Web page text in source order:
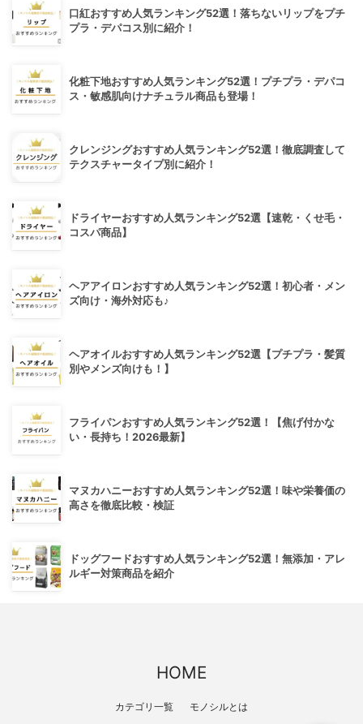
口紅おすすめ人気ランキング52選！落ちないリップをプチ
プラ・デパコス別に紹介！
化粧下地おすすめ人気ランキング52選！プチプラ・デパコ
ス・敏感肌向けナチュラル商品も登場！
クレンジングおすすめ人気ランキング52選！徹底調査して
テクスチャータイプ別に紹介！
ドライヤーおすすめ人気ランキング52選【速乾・くせ毛・
コスパ商品】
ヘアアイロンおすすめ人気ランキング52選！初心者・メン
ズ向け・海外対応も♪
ヘアオイルおすすめ人気ランキング52選【プチプラ・髪質
別やメンズ向けも！】
フライパンおすすめ人気ランキング52選！【焦げ付かな
い・長持ち！2026最新】
マヌカハニーおすすめ人気ランキング52選！味や栄養価の
高さを徹底比較・検証
ドッグフードおすすめ人気ランキング52選！無添加・アレ
ルギー対策商品を紹介
HOME
カテゴリ一覧 モノシルとは